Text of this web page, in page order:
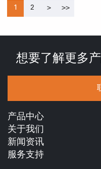
1 2 > >>
想要了解更多
产品中心
关于我们
新闻资讯
服务支持